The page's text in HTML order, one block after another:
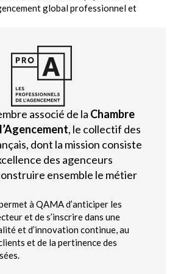
global professionnel et
associé de la Chambre
, le collectif des
dont la mission consiste
des agenceurs
ensemble le métier
à QAMA d’anticiper les
et de s’inscrire dans une
et d’innovation continue, au
et de la pertinence des